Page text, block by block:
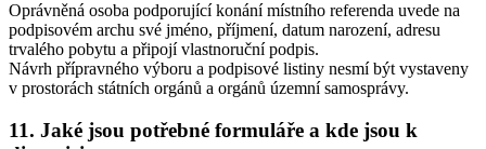
Oprávněná osoba podporující konání místního referenda uvede na
podpisovém archu své jméno, příjmení, datum narození, adresu
trvalého pobytu a připojí vlastnoruční podpis.
Návrh přípravného výboru a podpisové listiny nesmí být vystaveny
v prostorách státních orgánů a orgánů územní samosprávy.
11. Jaké jsou potřebné formuláře a kde jsou k